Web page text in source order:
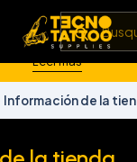
tecnología de punta 💻
al siguiente nivel
Leer más
Información de la